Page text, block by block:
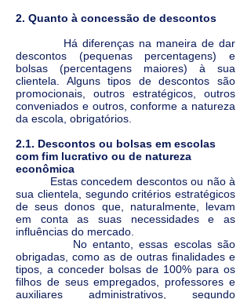
2. Quanto à concessão de descontos
Há diferenças na maneira de dar
descontos (pequenas percentagens) e
bolsas (percentagens maiores) à sua
clientela. Alguns tipos de descontos são
promocionais, outros estratégicos, outros
conveniados e outros, conforme a natureza
da escola, obrigatórios.
2.1. Descontos ou bolsas em escolas
com fim lucrativo ou de natureza
econômica
Estas concedem descontos ou não à
sua clientela, segundo critérios estratégicos
de seus donos que, naturalmente, levam
em conta as suas necessidades e as
influências do mercado.
No entanto, essas escolas são
obrigadas, como as de outras finalidades e
tipos, a conceder bolsas de 100% para os
filhos de seus empregados, professores e
auxiliares administrativos, segundo